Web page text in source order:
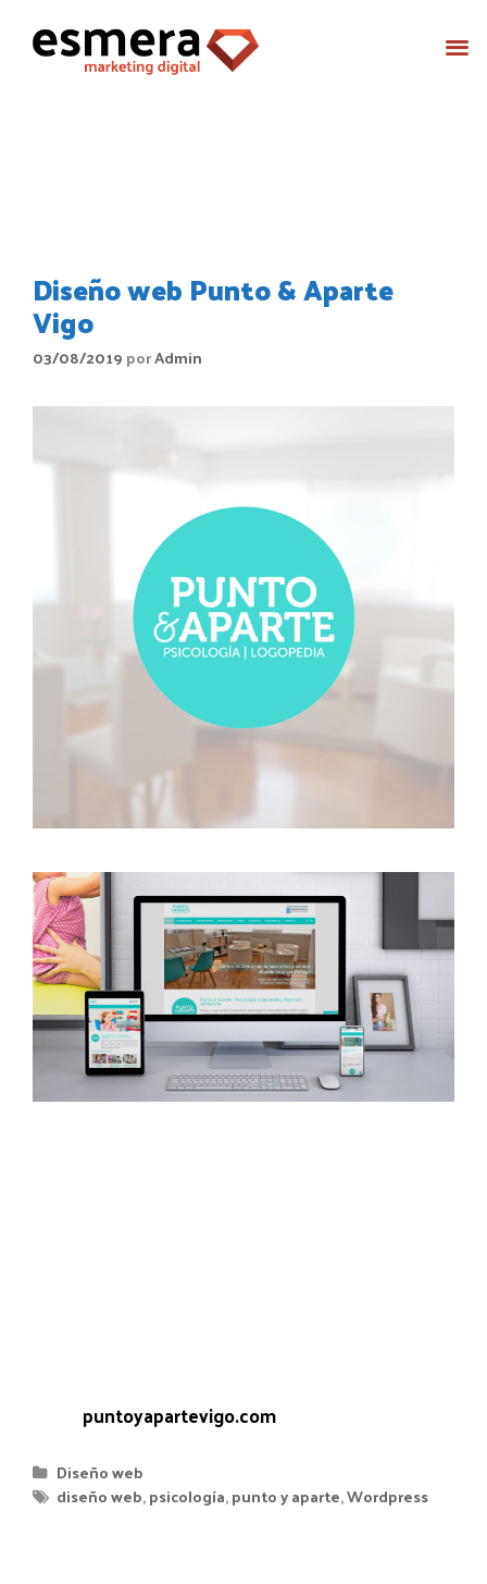
Diseño web Punto & Aparte
Vigo
03/08/2019porAdmin
puntoyapartevigo.com
Diseño web
diseño web,psicología,punto y aparte,Wordpress